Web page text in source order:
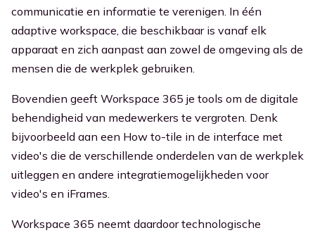
communicatie en informatie te verenigen. In één
adaptive workspace, die beschikbaar is vanaf elk
apparaat en zich aanpast aan zowel de omgeving als de
mensen die de werkplek gebruiken.
Bovendien geeft Workspace 365 je tools om de digitale
behendigheid van medewerkers te vergroten. Denk
bijvoorbeeld aan een How to-tile in de interface met
video's die de verschillende onderdelen van de werkplek
uitleggen en andere integratiemogelijkheden voor
video's en iFrames.
Workspace 365 neemt daardoor technologische